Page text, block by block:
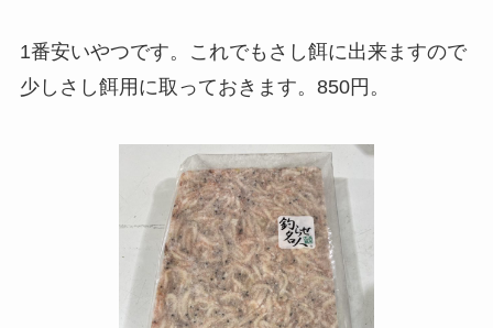
1番安いやつです。これでもさし餌に出来ますので
少しさし餌用に取っておきます。 850円 。